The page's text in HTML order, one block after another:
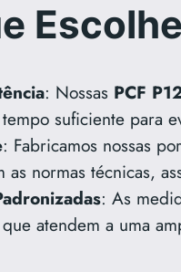
: Nossas PCF
suficiente para
: Fabricamos nossas
as normas técnicas,
: As
atendem a uma